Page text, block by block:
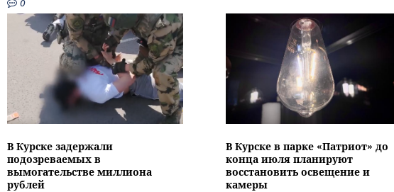
0
В Курске задержали
подозреваемых в
вымогательстве миллиона
рублей
В Курске в парке «Патриот» до
конца июля планируют
восстановить освещение и
камеры